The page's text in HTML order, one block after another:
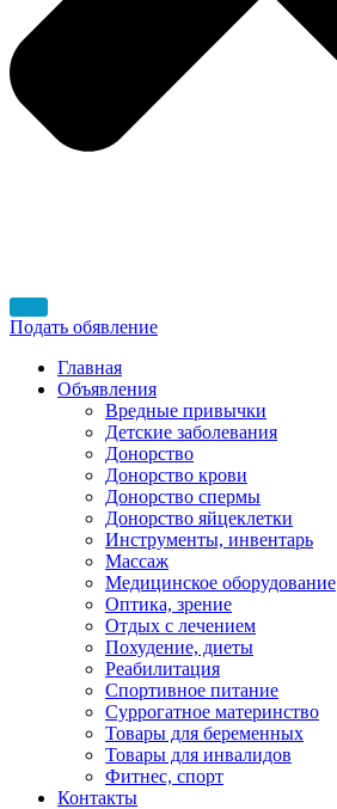
Подать обявление
Главная
Объявления
Вредные привычки
Детские заболевания
Донорство
Донорство крови
Донорство спермы
Донорство яйцеклетки
Инструменты, инвентарь
Массаж
Медицинское оборудование
Оптика, зрение
Отдых с лечением
Похудение, диеты
Реабилитация
Спортивное питание
Суррогатное материнство
Товары для беременных
Товары для инвалидов
Фитнес, спорт
Контакты